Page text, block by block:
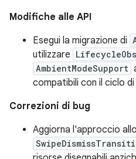
Modifiche alle API
Esegui la migrazione di
utilizzare
AmbientModeSupport
compatibili con il ciclo
Correzioni di bug
Aggiorna l'approccio